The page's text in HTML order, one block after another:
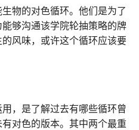
物的对色循环。他们是为了
够沟通该学院轮抽策略的牌
风味，或许这个循环应该要
，是了解过去有哪些循环曾
对色的版本。其中两个最重